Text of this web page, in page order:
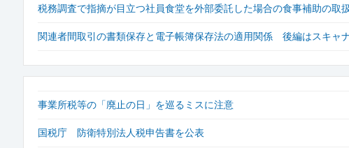
税務調査で指摘が目立つ社員食堂を外部委託した場合の食事補助の取
関連者間取引の書類保存と電子帳簿保存法の適用関係 後編はスキャ
事業所税等の「廃止の日」を巡るミスに注意
国税庁 防衛特別法人税申告書を公表